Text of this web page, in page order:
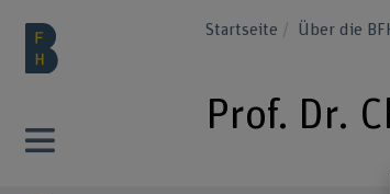
Startseite Über die
Prof. Dr.